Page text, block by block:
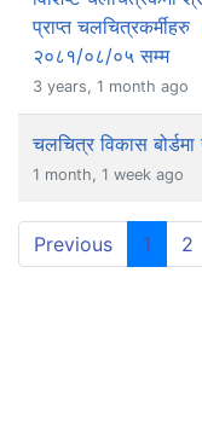
प्राप्त
२०८१/०८/०५ सम्म
3 years, 1 month ago
चलचित्र विकास
1 month, 1 week ago
Previous 1 2